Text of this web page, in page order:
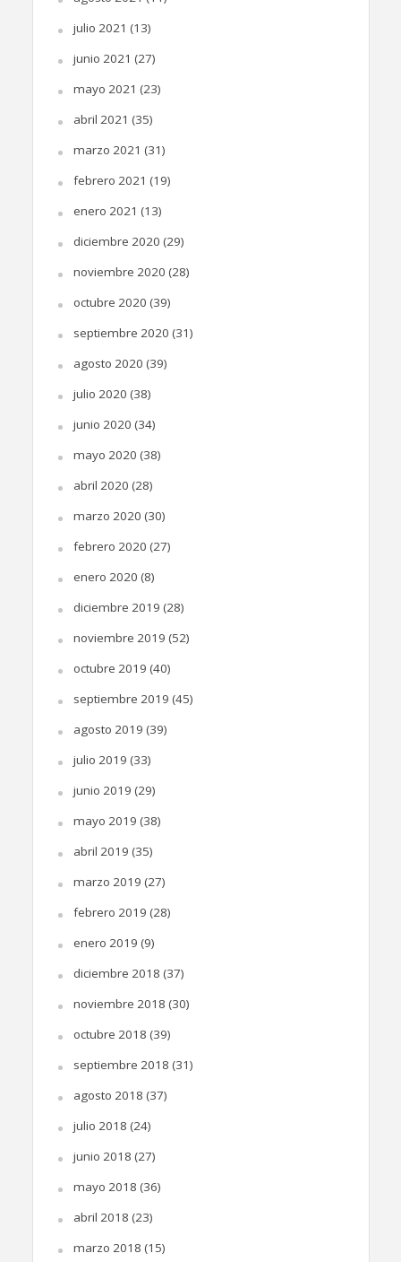
julio 2021 (13)
junio 2021 (27)
mayo 2021 (23)
abril 2021 (35)
marzo 2021 (31)
febrero 2021 (19)
enero 2021 (13)
diciembre 2020 (29)
noviembre 2020 (28)
octubre 2020 (39)
septiembre 2020 (31)
agosto 2020 (39)
julio 2020 (38)
junio 2020 (34)
mayo 2020 (38)
abril 2020 (28)
marzo 2020 (30)
febrero 2020 (27)
enero 2020 (8)
diciembre 2019 (28)
noviembre 2019 (52)
octubre 2019 (40)
septiembre 2019 (45)
agosto 2019 (39)
julio 2019 (33)
junio 2019 (29)
mayo 2019 (38)
abril 2019 (35)
marzo 2019 (27)
febrero 2019 (28)
enero 2019 (9)
diciembre 2018 (37)
noviembre 2018 (30)
octubre 2018 (39)
septiembre 2018 (31)
agosto 2018 (37)
julio 2018 (24)
junio 2018 (27)
mayo 2018 (36)
abril 2018 (23)
marzo 2018 (15)